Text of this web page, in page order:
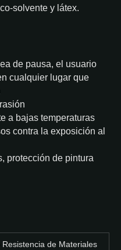
solvente y látex.
de pausa, el usuario
cualquier lugar que
a bajas temperaturas
contra la exposición al
protección de pintura
Resistencia de Materiales